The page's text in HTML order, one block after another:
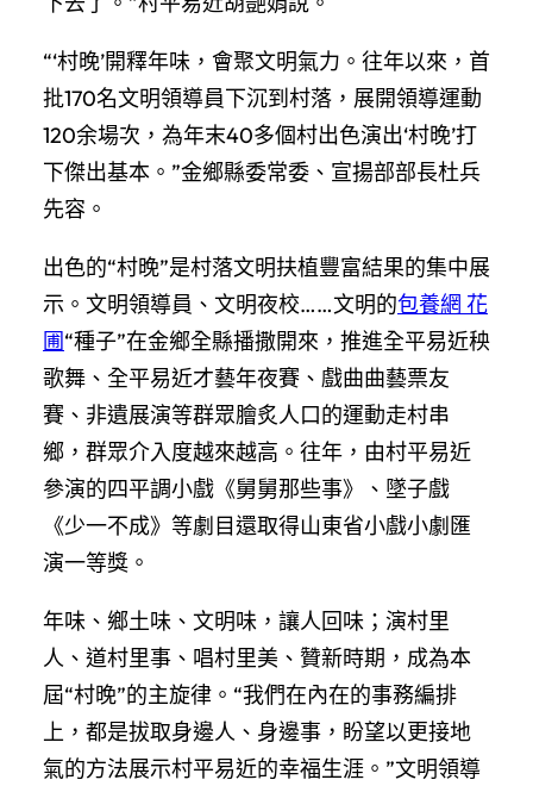
“‘村晚’開釋年味，會聚文明氣力。往年以來，首
批170名文明領導員下沉到村落，展開領導運動
120余場次，為年末40多個村出色演出‘村晚’打
下傑出基本。”金鄉縣委常委、宣揚部部長杜兵
先容。
出色的“村晚”是村落文明扶植豐富結果的集中展
示。文明領導員、文明夜校……文明的包養網 花
圃“種子”在金鄉全縣播撒開來，推進全平易近秧
歌舞、全平易近才藝年夜賽、戲曲曲藝票友
賽、非遺展演等群眾膾炙人口的運動走村串
鄉，群眾介入度越來越高。往年，由村平易近
參演的四平調小戲《舅舅那些事》、墜子戲
《少一不成》等劇目還取得山東省小戲小劇匯
演一等獎。
年味、鄉土味、文明味，讓人回味；演村里
人、道村里事、唱村里美、贊新時期，成為本
屆“村晚”的主旋律。“我們在內在的事務編排
上，都是拔取身邊人、身邊事，盼望以更接地
氣的方法展示村平易近的幸福生涯。”文明領導